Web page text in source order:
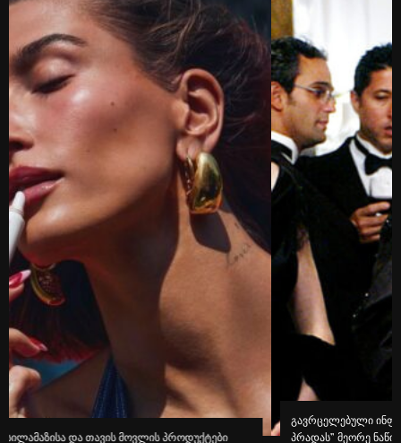
გავრცელებული ინფორმაციით, კინოეკრანებზე “ეშმაკს აცვია
პრადას” მეორე ნაწილი გამოვა